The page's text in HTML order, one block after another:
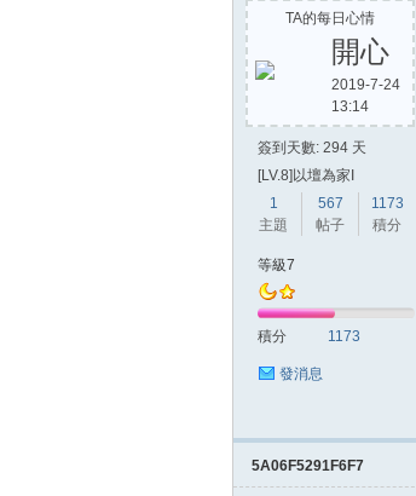
TA的每日心情
開心
2019-7-24
13:14
簽到天數: 294 天
[LV.8]以壇為家I
1
主題
567
帖子
1173
積分
等級7
積分 1173
發消息
5A06F5291F6F7